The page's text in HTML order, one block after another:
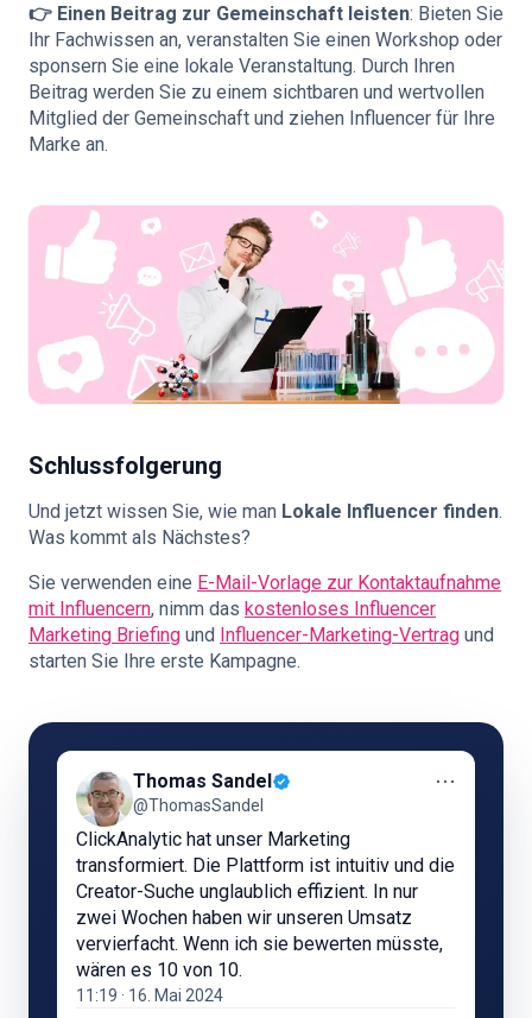
👉 Einen Beitrag zur Gemeinschaft leisten: Bieten Sie
Ihr Fachwissen an, veranstalten Sie einen Workshop oder
sponsern Sie eine lokale Veranstaltung. Durch Ihren
Beitrag werden Sie zu einem sichtbaren und wertvollen
Mitglied der Gemeinschaft und ziehen Influencer für Ihre
Marke an.
Schlussfolgerung
Und jetzt wissen Sie, wie man Lokale Influencer finden.
Was kommt als Nächstes?
Sie verwenden eine E-Mail-Vorlage zur Kontaktaufnahme
mit Influencern, nimm das kostenloses Influencer
Marketing Briefing und Influencer-Marketing-Vertrag und
starten Sie Ihre erste Kampagne.
Thomas Sandel
@ThomasSandel
⋯
ClickAnalytic hat unser Marketing
transformiert. Die Plattform ist intuitiv und die
Creator-Suche unglaublich effizient. In nur
zwei Wochen haben wir unseren Umsatz
vervierfacht. Wenn ich sie bewerten müsste,
wären es 10 von 10.
11:19 · 16. Mai 2024